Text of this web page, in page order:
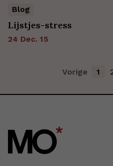
Blog
Lijstjes-stress
24 Dec. 15
Vorige 1